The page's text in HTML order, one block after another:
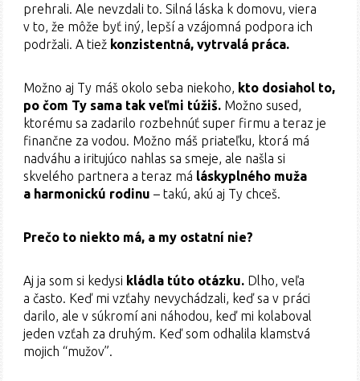
prehrali. Ale nevzdali to. Silná láska k domovu, viera
v to, že môže byť iný, lepší a vzájomná podpora ich
podržali. A tiež konzistentná, vytrvalá práca.
Možno aj Ty máš okolo seba niekoho, kto dosiahol to,
po čom Ty sama tak veľmi túžiš. Možno sused,
ktorému sa zadarilo rozbehnúť super firmu a teraz je
finančne za vodou. Možno máš priateľku, ktorá má
nadváhu a iritujúco nahlas sa smeje, ale našla si
skvelého partnera a teraz má láskyplného muža
a harmonickú rodinu – takú, akú aj Ty chceš.
Prečo to niekto má, a my ostatní nie?
Aj ja som si kedysi kládla túto otázku. Dlho, veľa
a často. Keď mi vzťahy nevychádzali, keď sa v práci
darilo, ale v súkromí ani náhodou, keď mi kolaboval
jeden vzťah za druhým. Keď som odhalila klamstvá
mojich “mužov”.